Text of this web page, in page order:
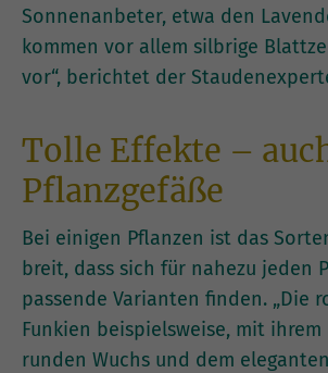
Sonnenanbeter, etwa den
kommen vor allem silbrige
vor“, berichtet der
Tolle Effekte –
Pflanzgefäße
Bei einigen Pflanzen ist das
breit, dass sich für nahezu jeden
passende Varianten finden. „Die
Funkien beispielsweise, mit
runden Wuchs und dem